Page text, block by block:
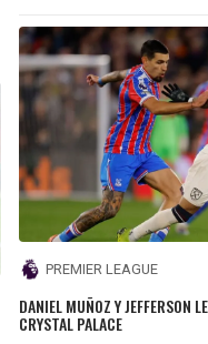
PREMIER LEAGUE
DANIEL MUÑOZ Y JEFFERSON
CRYSTAL PALACE